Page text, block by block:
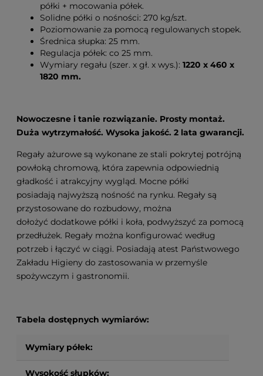
półki + mocowania półek.
Solidne półki o nośności: 270 kg/szt.
Poziomowanie za pomocą regulowanych stopek.
Średnica słupka: 25 mm.
Regulacja półek: co 25 mm.
Wymiary regału (szer. x gł. x wys.): 1220 x 460 x
1820 mm.
Nowoczesne i tanie rozwiązanie. Prosty montaż.
Duża wytrzymałość. Wysoka jakość. 2 lata gwarancji.
Regały ażurowe są wykonane ze stali pokrytej potrójną
powłoką chromową, która zapewnia odpowiednią
gładkość i atrakcyjny wygląd. Mocne półki
posiadają najwyższą nośność na rynku. Regały są
przystosowane do rozbudowy, można
dołożyć dodatkowe półki i koła, podwyższyć za pomocą
przedłużek. Regały można konfigurować według
potrzeb i łączyć w ciągi. Posiadają atest Państwowego
Zakładu Higieny do zastosowania w przemyśle
spożywczym i gastronomii.
Tabela dostępnych wymiarów:
Wymiary półek:
Wysokość słupków: